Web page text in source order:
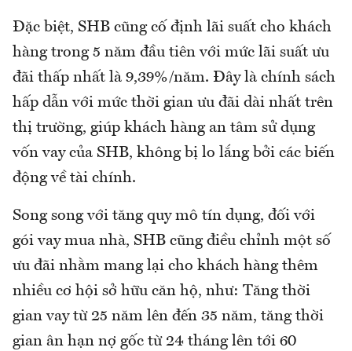
Đặc biệt, SHB cũng cố định lãi suất cho khách
hàng trong 5 năm đầu tiên với mức lãi suất ưu
đãi thấp nhất là 9,39%/năm. Đây là chính sách
hấp dẫn với mức thời gian ưu đãi dài nhất trên
thị trường, giúp khách hàng an tâm sử dụng
vốn vay của SHB, không bị lo lắng bởi các biến
động về tài chính.
Song song với tăng quy mô tín dụng, đối với
gói vay mua nhà, SHB cũng điều chỉnh một số
ưu đãi nhằm mang lại cho khách hàng thêm
nhiều cơ hội sở hữu căn hộ, như: Tăng thời
gian vay từ 25 năm lên đến 35 năm, tăng thời
gian ân hạn nợ gốc từ 24 tháng lên tới 60